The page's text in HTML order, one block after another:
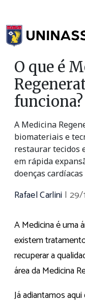
O que é
funciona?
A Medicina
biomateriais e
restaurar tecidos
em rápida
doenças
Rafael Carlini |
A Medicina é uma
existem
recuperar a
área da Medicina
Já adiantamos